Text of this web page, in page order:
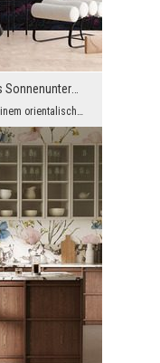
Eine stimmungsvolle Landschaft mit einem orientalischen Tempel, umgeben von blühenden Bäumen, beg...